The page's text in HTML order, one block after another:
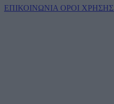
ΕΠΙΚΟΙΝΩΝΙΑ ΟΡΟΙ ΧΡΗΣΗΣ